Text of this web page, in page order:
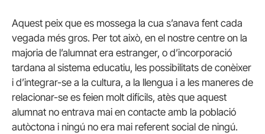
Aquest peix que es mossega la cua s’anava fent cada
vegada més gros. Per tot això, en el nostre centre on la
majoria de l’alumnat era estranger, o d’incorporació
tardana al sistema educatiu, les possibilitats de conèixer
i d’integrar-se a la cultura, a la llengua i a les maneres de
relacionar-se es feien molt difícils, atès que aquest
alumnat no entrava mai en contacte amb la població
autòctona i ningú no era mai referent social de ningú.